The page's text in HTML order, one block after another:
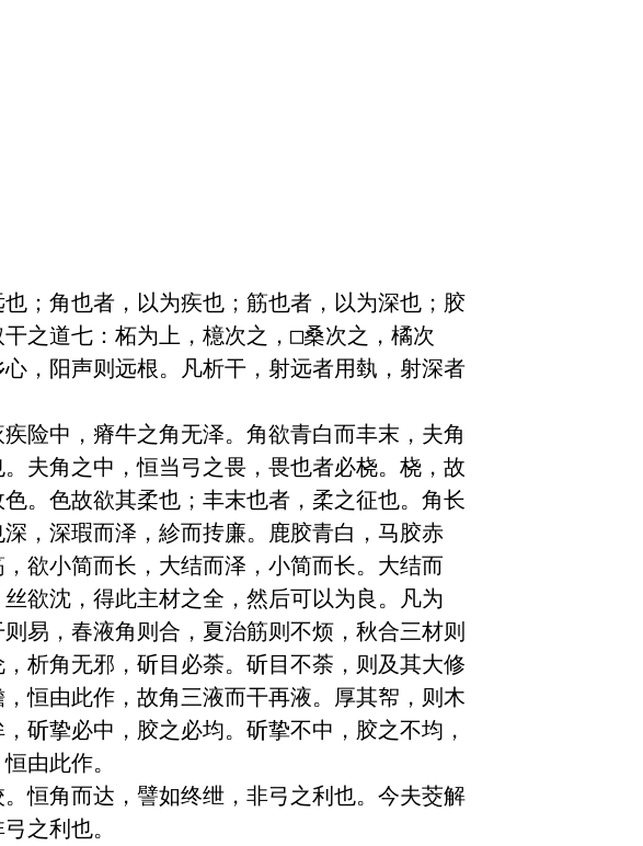
；角也者，以为疾也；筋也者，以为深也；胶
之道七：柘为上，檍次之，□桑次之，橘次
，阳声则远根。凡析干，射远者用埶，射深者
险中，瘠牛之角无泽。角欲青白而丰末，夫角
夫角之中，恒当弓之畏，畏也者必桡。桡，故
。色故欲其柔也；丰末也者，柔之征也。角长
，深瑕而泽，紾而抟廉。鹿胶青白，马胶赤
欲小简而长，大结而泽，小简而长。大结而
欲沈，得此主材之全，然后可以为良。凡为
易，春液角则合，夏治筋则不烦，秋合三材则
析角无邪，斫目必荼。斫目不荼，则及其大修
恒由此作，故角三液而干再液。厚其帤，则木
斫挚必中，胶之必均。斫挚不中，胶之不均，
由此作。
恒角而达，譬如终绁，非弓之利也。今夫茭解
之利也。